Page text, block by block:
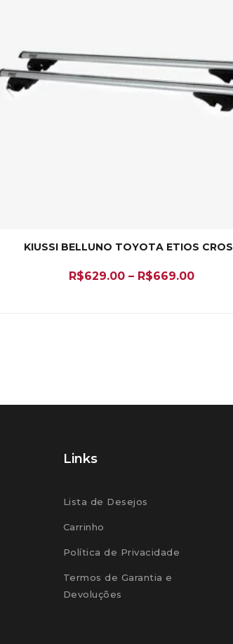
KIUSSI BELLUNO TOYOTA ETIOS
R$629.00 – R$669.00
Links
Lista de Desejos
Carrinho
Política de Privacidade
Termos de Garantia e
Devoluções